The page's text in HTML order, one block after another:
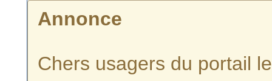
Annonce
Chers usagers du portail